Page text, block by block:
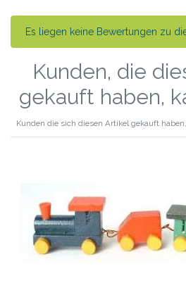
Es liegen keine Bewertungen zu
Kunden, die
gekauft haben,
Kunden die sich diesen Artikel gekauft